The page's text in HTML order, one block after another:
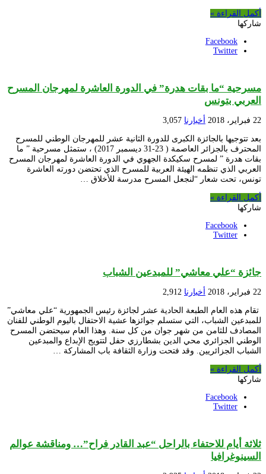
أكمل القراءة »
شاركها
Facebook
Twitter
مسرحية “ما بقات هدرة” في الدورة العاشرة لمهرجان المسرح
العربي بتونس
22 فبراير، 2018 أخبارنا 3,057
بعد تتوجيها بالجائزة الكبرى للدورة الثانية عشر للمهرجان الوطني للمسرح
المحترف بالجزائر العاصمة ( 23-31 ديسمبر 2017) ، ستمثل مسرحية ” ما
بقات هدرة ” لمسرح سكيكدة الجهوي في الدورة العاشرة لمهرجان المسرح
العربي الذي تنظمه الهيئة العربية للمسرح الذي تحتضن دورته العاشرة
تونس، تحت شعار “لنجعل المسرح مدرسة للأخلاق …
أكمل القراءة »
شاركها
Facebook
Twitter
جائزة “علي معاشي” للمبدعين الشباب
22 فبراير، 2018 أخبارنا 2,912
تقام هذه العام الطبعة الحادية عشر لجائزة رئيس الجمهورية “علي معاشي”
للمبدعين الشباب، التي ستسلم جوائزها عشية الاحتفال باليوم الوطني للفنان
المصادف للثامن من شهر جوان من كل سنة. وهذا العام سيحتضن المسرح
الوطني الجزائري محي الدين بشطارزي حفل لتتويج الإبداع والمبدعين
الشباب الجزائريين. وقد فتحت وزارة الثقافة باب المشاركة …
أكمل القراءة »
شاركها
Facebook
Twitter
ثلاثة أيام للاحتفاء بالراحل “عبد القادر فراح”… ومناقشة عوالم
السينوغرافيا